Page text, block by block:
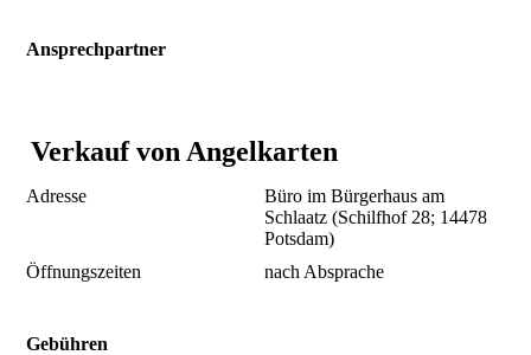
Ansprechpartner
Verkauf von Angelkarten
Adresse
Büro im Bürgerhaus am
Schlaatz (Schilfhof 28; 14478
Potsdam)
Öffnungszeiten
nach Absprache
Gebühren